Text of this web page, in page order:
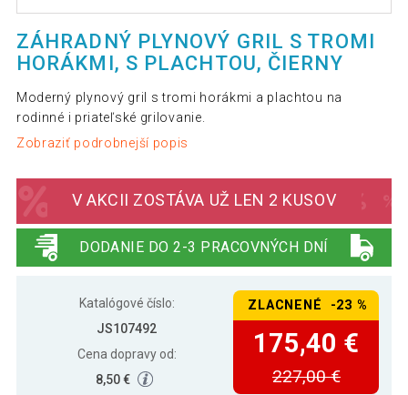
ZÁHRADNÝ PLYNOVÝ GRIL S TROMI
HORÁKMI, S PLACHTOU, ČIERNY
Moderný plynový gril s tromi horákmi a plachtou na
rodinné i priateľské grilovanie.
Zobraziť podrobnejší popis
V AKCII ZOSTÁVA UŽ LEN 2 KUSOV
DODANIE DO 2-3 PRACOVNÝCH DNÍ
Katalógové číslo:
JS107492
Cena dopravy od:
8,50 €
ZLACNENÉ -23 %
175,40 €
227,00 €